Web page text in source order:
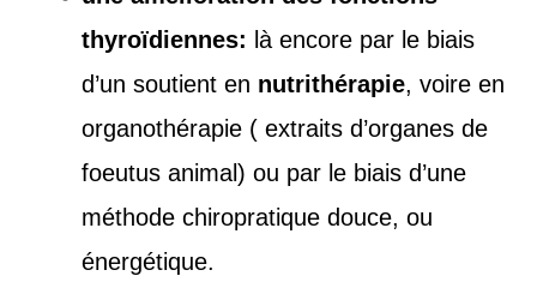
thyroïdiennes: là encore par le biais
d’un soutient en nutrithérapie, voire en
organothérapie ( extraits d’organes de
foeutus animal) ou par le biais d’une
méthode chiropratique douce, ou
énergétique.